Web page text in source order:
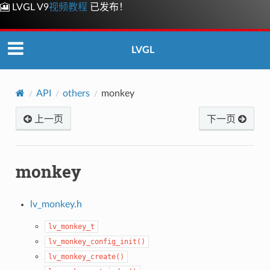
🎦 LVGL V9视频教程 已发布！
LVGL
API others monkey
上一页 下一页
monkey
lv_monkey.h
lv_monkey_t
lv_monkey_config_init()
lv_monkey_create()